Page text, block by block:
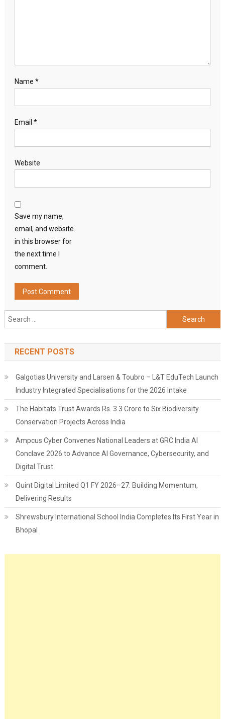
Name *
Email *
Website
Save my name,
email, and website
in this browser for
the next time I
comment.
Search
for:
RECENT POSTS
Galgotias University and Larsen & Toubro – L&T EduTech Launch
Industry Integrated Specialisations for the 2026 Intake
The Habitats Trust Awards Rs. 3.3 Crore to Six Biodiversity
Conservation Projects Across India
Ampcus Cyber Convenes National Leaders at GRC India AI
Conclave 2026 to Advance AI Governance, Cybersecurity, and
Digital Trust
Quint Digital Limited Q1 FY 2026–27: Building Momentum,
Delivering Results
Shrewsbury International School India Completes Its First Year in
Bhopal